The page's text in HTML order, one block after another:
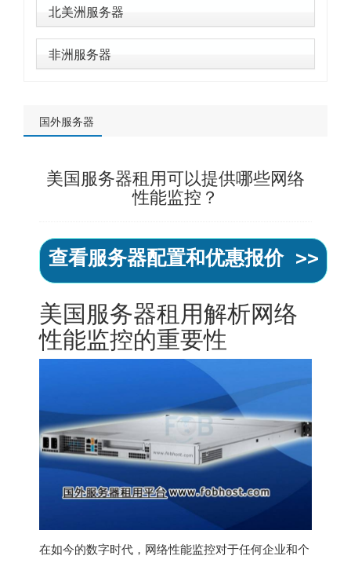
北美洲服务器
非洲服务器
国外服务器
美国服务器租用可以提供哪些网络
性能监控？
查看服务器配置和优惠报价 >>
美国服务器租用解析网络
性能监控的重要性
在如今的数字时代，网络性能监控对于任何企业和个